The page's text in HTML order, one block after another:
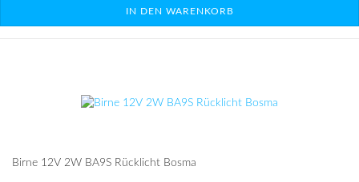
IN DEN WARENKORB
Birne 12V 2W BA9S Rück­licht Bosma